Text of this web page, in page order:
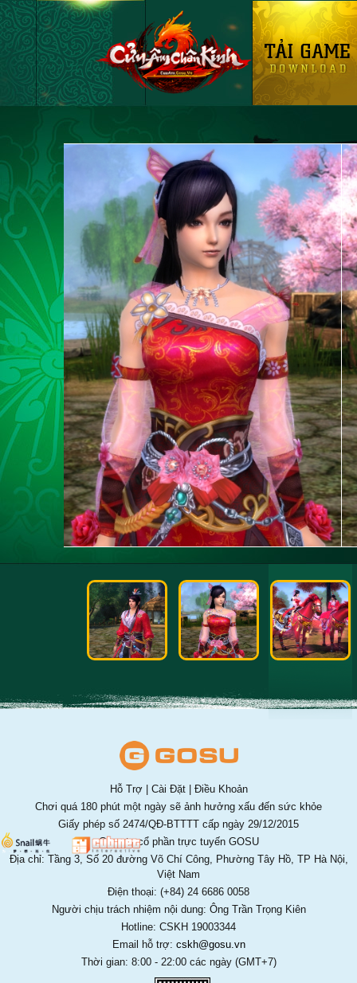
Hỗ Trợ| Cài Đặt| Điều Khoản
Chơi quá 180 phút một ngày sẽ ảnh hưởng xấu đến sức khỏe
Giấy phép số 2474/QĐ-BTTTT cấp ngày 29/12/2015
Công ty cổ phần trực tuyến GOSU
Địa chỉ: Tầng 3, Số 20 đường Võ Chí Công, Phường Tây Hồ, TP Hà Nội,
Việt Nam
Điện thoại: (+84) 24 6686 0058
Người chịu trách nhiệm nội dung: Ông Trần Trọng Kiên
Hotline: CSKH 19003344
Email hỗ trợ: cskh@gosu.vn
Thời gian: 8:00 - 22:00 các ngày (GMT+7)